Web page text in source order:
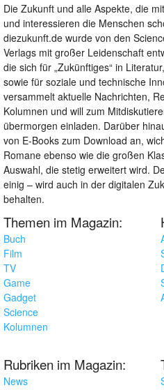
Die Zukunft und alle Aspekte, die
und interessieren die Menschen
diezukunft.de wurde von den
Verlags mit großer Leidenschaft
die sich für „Zukünftiges“ in
sowie für soziale und technische
versammelt aktuelle Nachrichten,
Kolumnen und will zum
übermorgen einladen. Darüber
von E-Books zum Download an,
Romane ebenso wie die großen
Auswahl, die stetig erweitert wird.
einig – wird auch in der digitalen
behalten.
Themen im Magazin:
Buch
Film
TV
Game
Gadget
Science
Kolumnen
Rubriken im Magazin:
News